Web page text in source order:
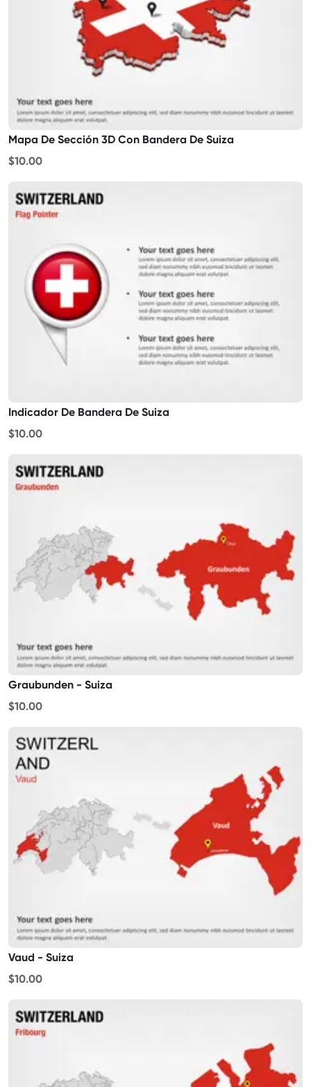
Mapa De Sección 3D Con Bandera De Suiza
$10.00
Indicador De Bandera De Suiza
$10.00
Graubunden - Suiza
$10.00
Vaud - Suiza
$10.00